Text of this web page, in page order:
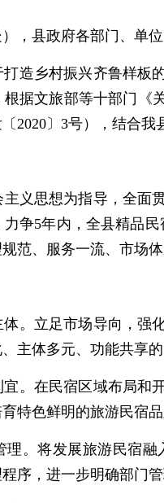
，县政府各部门、单位
造乡村振兴齐鲁样板
据文旅部等十部门《
2020〕3号），结合我
义思想为指导，全面
争5年内，全县精品
范、服务一流、市场
体。立足市场导向，
主体多元、功能共享
宜。在民宿区域布局
特色鲜明的旅游民宿品
理。将发展旅游民宿
序，进一步明确部门